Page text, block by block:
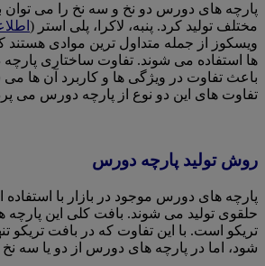
پارچه های دورس دو نخ و سه نخ را می توان
مختلف تولید کرد. پنبه، لاکرا، پلی استر (
ویسکوز از جمله متداول ترین موادی هستند
ها استفاده می شوند. تفاوت ساختاری
باعث تفاوت در ویژگی ها و کاربرد آن ها می
تفاوت های این دو نوع از پارچه دورس می
روش تولید پارچه دورس
پارچه های دورس موجود در بازار با استفاده
حلقوی تولید می شوند. بافت کلی این پارچه
تریکو است. با این تفاوت که در بافت تریکو
شود، اما در پارچه های دورس از دو یا سه